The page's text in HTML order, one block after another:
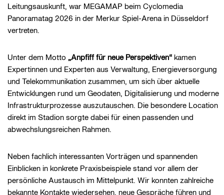
Leitungsauskunft, war MEGAMAP beim Cyclomedia
Panoramatag 2026 in der Merkur Spiel-Arena in Düsseldorf
vertreten.
Unter dem Motto „Anpfiff für neue Perspektiven“ kamen
Expertinnen und Experten aus Verwaltung, Energieversorgung
und Telekommunikation zusammen, um sich über aktuelle
Entwicklungen rund um Geodaten, Digitalisierung und moderne
Infrastrukturprozesse auszutauschen. Die besondere Location
direkt im Stadion sorgte dabei für einen passenden und
abwechslungsreichen Rahmen.
Neben fachlich interessanten Vorträgen und spannenden
Einblicken in konkrete Praxisbeispiele stand vor allem der
persönliche Austausch im Mittelpunkt. Wir konnten zahlreiche
bekannte Kontakte wiedersehen, neue Gespräche führen und